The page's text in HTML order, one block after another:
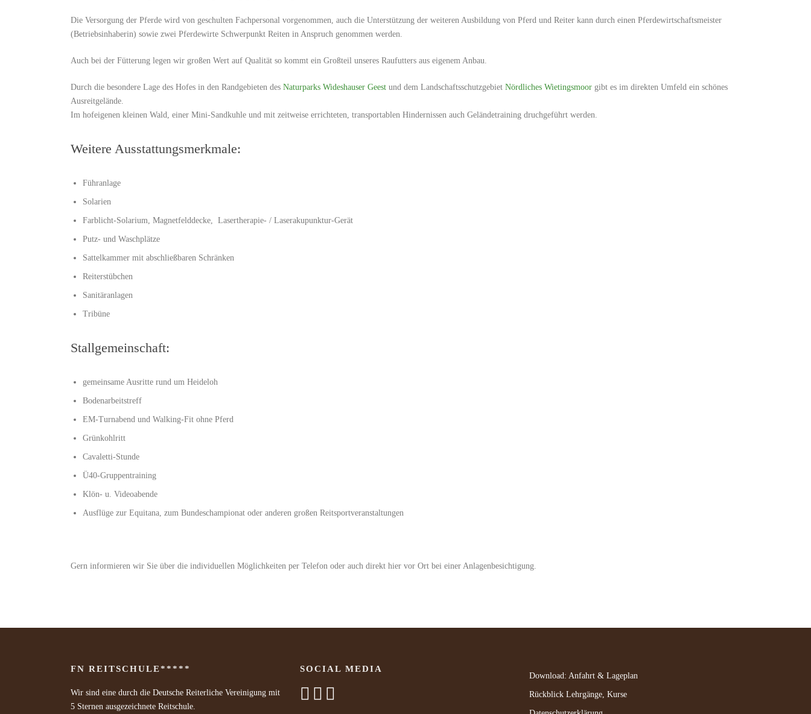
Die Versorgung der Pferde wird von geschulten Fachpersonal vorgenommen, auch die Unterstützung der weiteren Ausbildung von Pferd und Reiter kann durch einen Pferdewirtschaftsmeister
(Betriebsinhaberin) sowie zwei Pferdewirte Schwerpunkt Reiten in Anspruch genommen werden.
Auch bei der Fütterung legen wir großen Wert auf Qualität so kommt ein Großteil unseres Raufutters aus eigenem Anbau.
Durch die besondere Lage des Hofes in den Randgebieten des Naturparks Wideshauser Geest und dem Landschaftsschutzgebiet Nördliches Wietingsmoor gibt es im direkten Umfeld ein schönes
Ausreitgelände.
Im hofeigenen kleinen Wald, einer Mini-Sandkuhle und mit zeitweise errichteten, transportablen Hindernissen auch Geländetraining druchgeführt werden.
Weitere Ausstattungsmerkmale:
Führanlage
Solarien
Farblicht-Solarium, Magnetfelddecke, Lasertherapie- / Laserakupunktur-Gerät
Putz- und Waschplätze
Sattelkammer mit abschließbaren Schränken
Reiterstübchen
Sanitäranlagen
Tribüne
Stallgemeinschaft:
gemeinsame Ausritte rund um Heideloh
Bodenarbeitstreff
EM-Turnabend und Walking-Fit ohne Pferd
Grünkohlritt
Cavaletti-Stunde
Ü40-Gruppentraining
Klön- u. Videoabende
Ausflüge zur Equitana, zum Bundeschampionat oder anderen großen Reitsportveranstaltungen
Gern informieren wir Sie über die individuellen Möglichkeiten per Telefon oder auch direkt hier vor Ort bei einer Anlagenbesichtigung.
FN REITSCHULE*****
Wir sind eine durch die Deutsche Reiterliche Vereinigung mit
5 Sternen ausgezeichnete Reitschule.
SOCIAL MEDIA
Download: Anfahrt & Lageplan
Rückblick Lehrgänge, Kurse